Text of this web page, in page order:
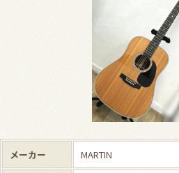
メーカー MARTIN